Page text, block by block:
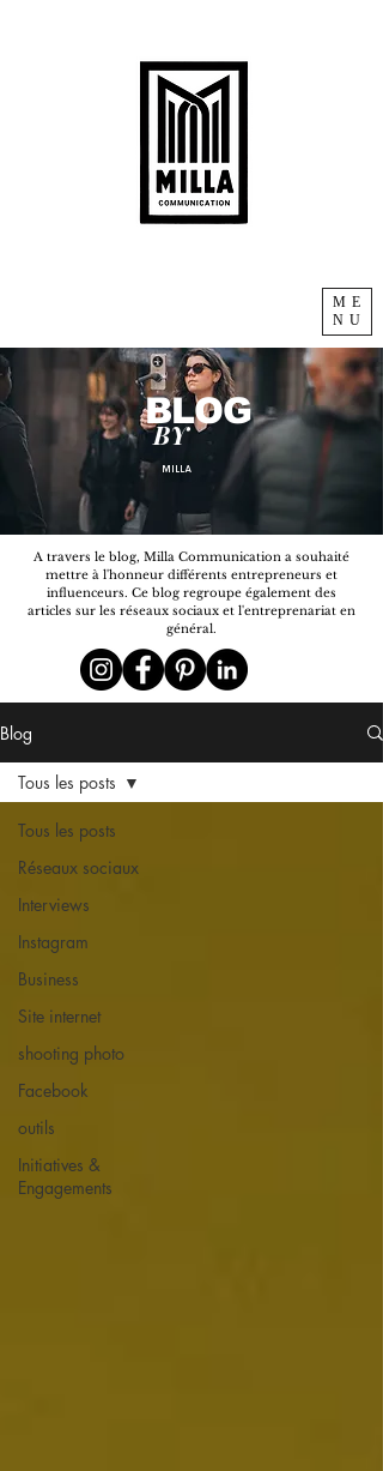
ME
NU
BLOG
BY
MILLA
A travers le blog, Milla Communication a souhaité
mettre à l'honneur différents entrepreneurs et
influenceurs. Ce blog regroupe également des
articles sur les réseaux sociaux et l'entreprenariat en
général.
Blog
Tous les posts
Réseaux sociaux
Interviews
Instagram
Business
Site internet
shooting photo
Facebook
outils
Initiatives &
Engagements
Tous les posts